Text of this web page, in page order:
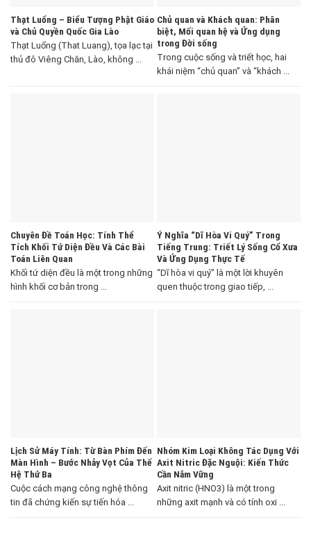
Thạt Luổng – Biểu Tượng Phật Giáo
và Chủ Quyền Quốc Gia Lào
Thạt Luổng (That Luang), tọa lạc tại
thủ đô Viêng Chăn, Lào, không ...
Chủ quan và Khách quan: Phân
biệt, Mối quan hệ và Ứng dụng
trong Đời sống
Trong cuộc sống và triết học, hai
khái niệm “chủ quan” và “khách ...
Chuyên Đề Toán Học: Tính Thể
Tích Khối Tứ Diện Đều Và Các Bài
Toán Liên Quan
Khối tứ diện đều là một trong những
hình khối cơ bản trong ...
Ý Nghĩa “Dĩ Hòa Vi Quý” Trong
Tiếng Trung: Triết Lý Sống Cổ Xưa
Và Ứng Dụng Thực Tế
“Dĩ hòa vi quý” là một lời khuyên
quen thuộc trong giao tiếp, ...
Lịch Sử Máy Tính: Từ Bàn Phím Đến
Màn Hình – Bước Nhảy Vọt Của Thế
Hệ Thứ Ba
Cuộc cách mạng công nghệ thông
tin đã chứng kiến sự tiến hóa ...
Nhóm Kim Loại Không Tác Dụng Với
Axit Nitric Đặc Nguội: Kiến Thức
Cần Nắm Vững
Axit nitric (HNO3) là một trong
những axit mạnh và có tính oxi ...